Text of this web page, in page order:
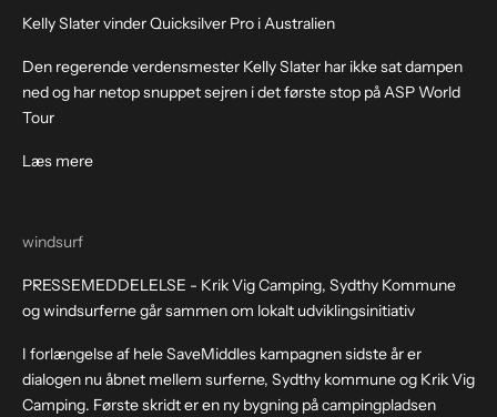
Kelly Slater vinder Quicksilver Pro i Australien
Den regerende verdensmester Kelly Slater har ikke sat dampen
ned og har netop snuppet sejren i det første stop på ASP World
Tour
Læs mere
windsurf
PRESSEMEDDELELSE - Krik Vig Camping, Sydthy Kommune
og windsurferne går sammen om lokalt udviklingsinitiativ
I forlængelse af hele SaveMiddles kampagnen sidste år er
dialogen nu åbnet mellem surferne, Sydthy kommune og Krik Vig
Camping. Første skridt er en ny bygning på campingpladsen